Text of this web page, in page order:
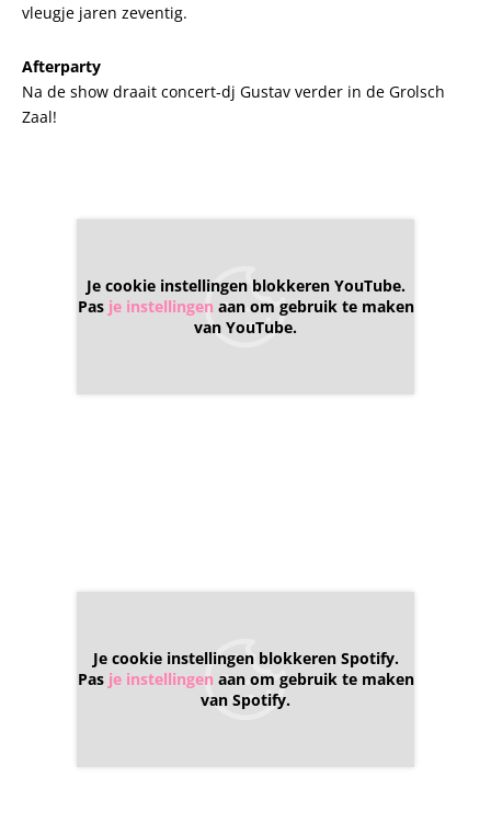
vleugje jaren zeventig.
Afterparty
Na de show draait concert-dj Gustav verder in de Grolsch
Zaal!
Je cookie instellingen blokkeren YouTube.
Pas je instellingen aan om gebruik te maken
van YouTube.
Je cookie instellingen blokkeren Spotify.
Pas je instellingen aan om gebruik te maken
van Spotify.